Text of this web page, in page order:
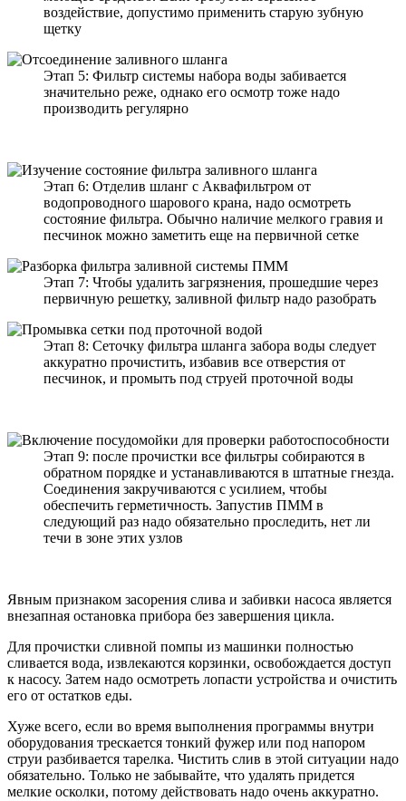
воздействие, допустимо применить старую зубную
щетку
Этап 5: Фильтр системы набора воды забивается
значительно реже, однако его осмотр тоже надо
производить регулярно
Этап 6: Отделив шланг с Аквафильтром от
водопроводного шарового крана, надо осмотреть
состояние фильтра. Обычно наличие мелкого гравия и
песчинок можно заметить еще на первичной сетке
Этап 7: Чтобы удалить загрязнения, прошедшие через
первичную решетку, заливной фильтр надо разобрать
Этап 8: Сеточку фильтра шланга забора воды следует
аккуратно прочистить, избавив все отверстия от
песчинок, и промыть под струей проточной воды
Этап 9: после прочистки все фильтры собираются в
обратном порядке и устанавливаются в штатные гнезда.
Соединения закручиваются с усилием, чтобы
обеспечить герметичность. Запустив ПММ в
следующий раз надо обязательно проследить, нет ли
течи в зоне этих узлов
Явным признаком засорения слива и забивки насоса является
внезапная остановка прибора без завершения цикла.
Для прочистки сливной помпы из машинки полностью
сливается вода, извлекаются корзинки, освобождается доступ
к насосу. Затем надо осмотреть лопасти устройства и очистить
его от остатков еды.
Хуже всего, если во время выполнения программы внутри
оборудования трескается тонкий фужер или под напором
струи разбивается тарелка. Чистить слив в этой ситуации надо
обязательно. Только не забывайте, что удалять придется
мелкие осколки, потому действовать надо очень аккуратно.